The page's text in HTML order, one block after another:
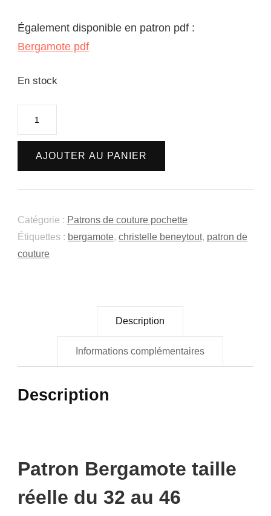
Également disponible en patron pdf :
Bergamote pdf
En stock
de
Bergamote
patron
pochette
AJOUTER AU PANIER
Catégorie : Patrons de couture pochette
Étiquettes : bergamote, christelle beneytout, patron de
couture
Description
Informations complémentaires
Description
Patron Bergamote taille
réelle du 32 au 46